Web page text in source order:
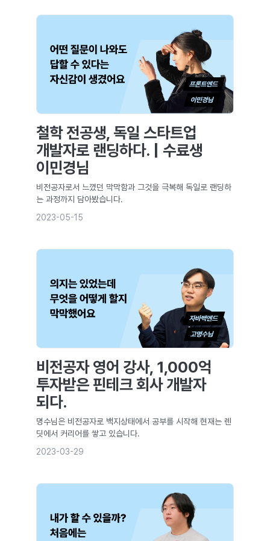
철학 전공생, 독일 스타트업
개발자로 랜딩하다. | 수료생
이민경님
비전공자로서 느꼈던 막막함과 그것을 극복해 독일로 랜딩하
는 과정까지 담아봤습니다.
2023-05-15
비전공자 영어 강사, 1,000억
투자받은 핀테크 회사 개발자
되다.
명수님은 비전공자로 백지상태에서 공부를 시작해 현재는 렌
딧에서 커리어를 쌓고 있습니다.
2023-03-29